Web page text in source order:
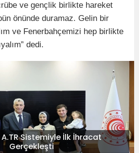
ve gençlik birlikte hareket
önünde duramaz. Gelin bir
ve Fenerbahçemizi hep birlikte
dedi.
Sistemiyle İlk İhracat
Gerçekleşti